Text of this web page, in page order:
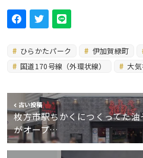
ひらかたパーク 伊加賀緑町
国道170号線（外環状線）
大
古い投稿
枚方市駅ちかくにつくってた
がオープ…